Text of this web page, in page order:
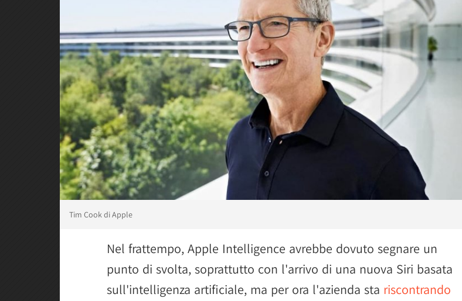
Tim Cook di Apple
Nel frattempo, Apple Intelligence avrebbe dovuto segnare un
punto di svolta, soprattutto con l'arrivo di una nuova Siri basata
sull'intelligenza artificiale, ma per ora l'azienda sta riscontrando